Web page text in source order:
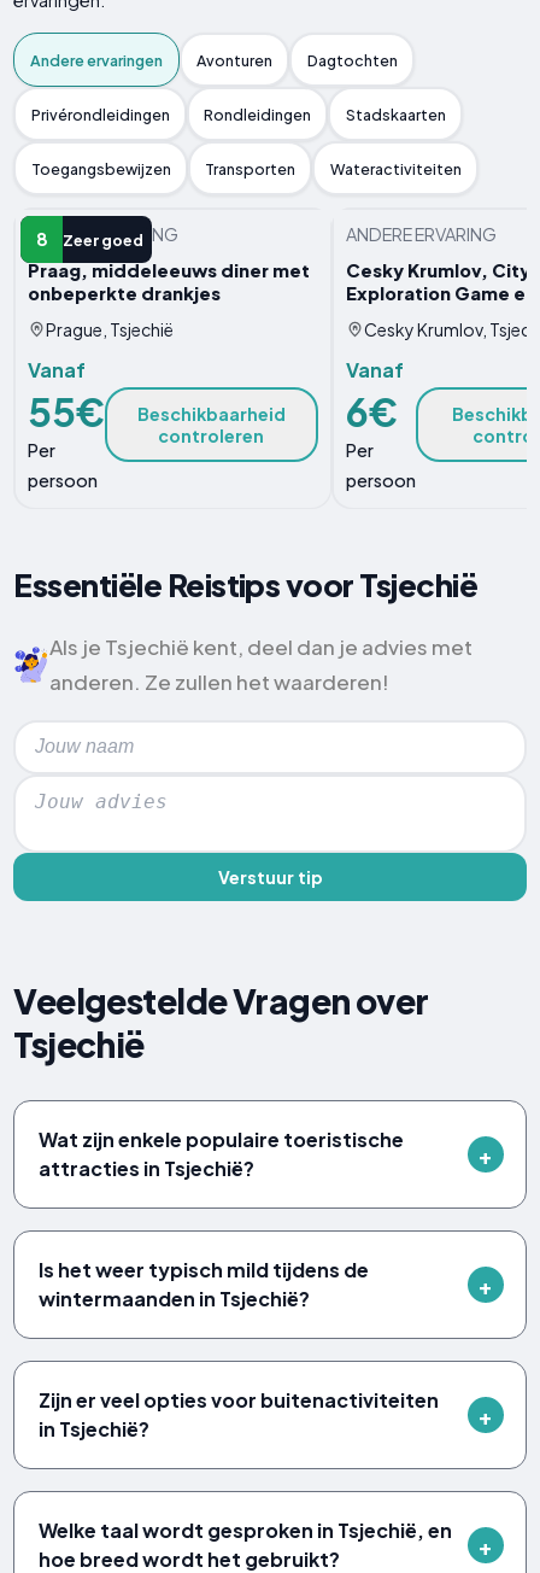
Andere ervaringen Avonturen Dagtochten
Privérondleidingen Rondleidingen Stadskaarten
Toegangsbewijzen Transporten Wateractiviteiten
8 Zeer goed
ANDERE ERVARING
Praag, middeleeuws diner met
onbeperkte drankjes
Prague, Tsjechië
Vanaf
55€
Per
persoon
Beschikbaarheid
controleren
ANDERE ERVARING
Cesky Krumlov, City
Exploration Game en
Cesky Krumlov,
Vanaf
6€
Per
persoon
Essentiële Reistips voor Tsjechië
Als je Tsjechië kent, deel dan je advies met
anderen. Ze zullen het waarderen!
Verstuur tip
Veelgestelde Vragen over
Tsjechië
Wat zijn enkele populaire toeristische
attracties in Tsjechië?
Is het weer typisch mild tijdens de
wintermaanden in Tsjechië?
Zijn er veel opties voor buitenactiviteiten
in Tsjechië?
Welke taal wordt gesproken in Tsjechië, en
hoe breed wordt het gebruikt?